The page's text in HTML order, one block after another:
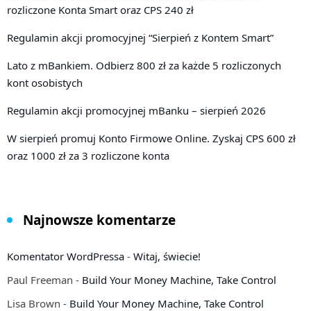
rozliczone Konta Smart oraz CPS 240 zł
Regulamin akcji promocyjnej “Sierpień z Kontem Smart”
Lato z mBankiem. Odbierz 800 zł za każde 5 rozliczonych
kont osobistych
Regulamin akcji promocyjnej mBanku – sierpień 2026
W sierpień promuj Konto Firmowe Online. Zyskaj CPS 600 zł
oraz 1000 zł za 3 rozliczone konta
Najnowsze komentarze
Komentator WordPressa - Witaj, świecie!
Paul Freeman - Build Your Money Machine, Take Control
Lisa Brown - Build Your Money Machine, Take Control